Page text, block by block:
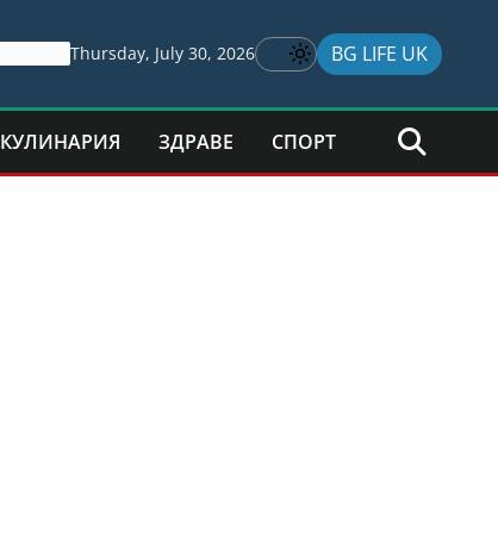
Thursday, July 30, 2026 BG LIFE UK
КУЛИНАРИЯ ЗДРАВЕ СПОРТ